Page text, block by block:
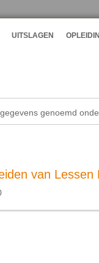
UITSLAGEN
genoemd
van Lessen